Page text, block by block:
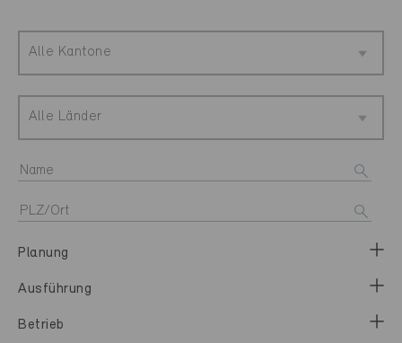
Alle Kantone
Alle Länder
Planung
Ausführung
Betrieb